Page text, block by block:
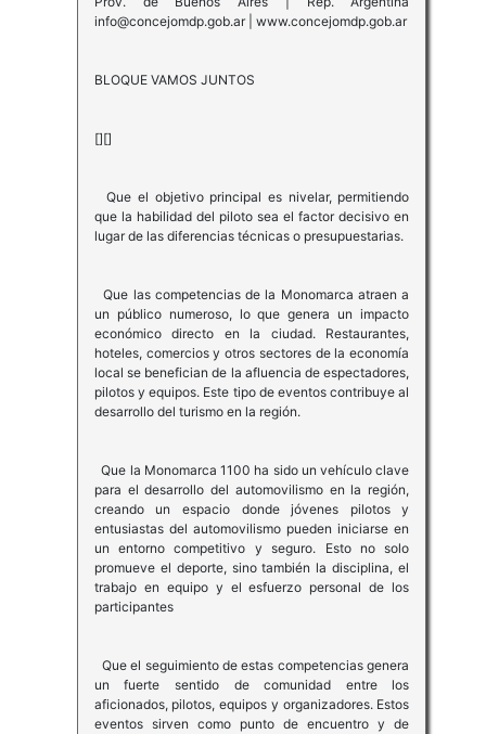
info@concejomdp.gob.ar | www.concejomdp.gob.ar
BLOQUE VAMOS JUNTOS
[][]
Que el objetivo principal es nivelar, permitiendo
que la habilidad del piloto sea el factor decisivo en
lugar de las diferencias técnicas o presupuestarias.
Que las competencias de la Monomarca atraen a
un público numeroso, lo que genera un impacto
económico directo en la ciudad. Restaurantes,
hoteles, comercios y otros sectores de la economía
local se benefician de la afluencia de espectadores,
pilotos y equipos. Este tipo de eventos contribuye al
desarrollo del turismo en la región.
Que la Monomarca 1100 ha sido un vehículo clave
para el desarrollo del automovilismo en la región,
creando un espacio donde jóvenes pilotos y
entusiastas del automovilismo pueden iniciarse en
un entorno competitivo y seguro. Esto no solo
promueve el deporte, sino también la disciplina, el
trabajo en equipo y el esfuerzo personal de los
participantes
Que el seguimiento de estas competencias genera
un fuerte sentido de comunidad entre los
aficionados, pilotos, equipos y organizadores. Estos
eventos sirven como punto de encuentro y de